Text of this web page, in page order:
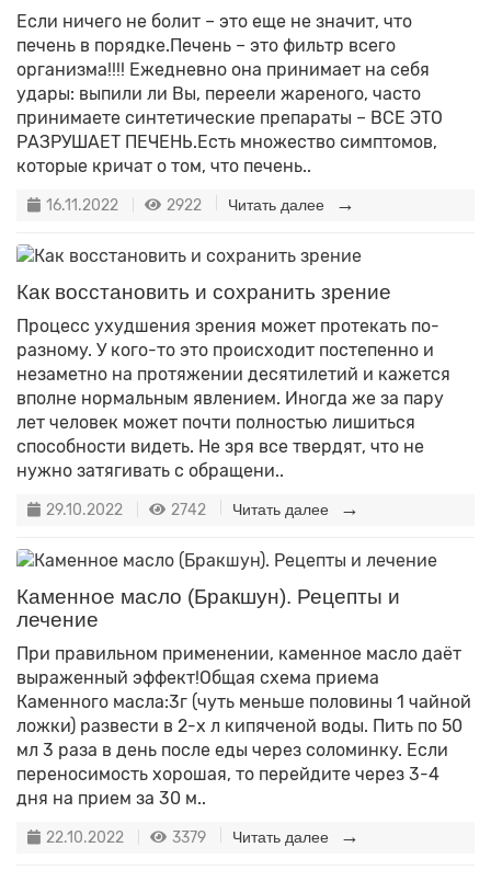
Если ничего не болит – это еще не значит, что
печень в порядке.Печень – это фильтр всего
организма!!!! Ежедневно она принимает на себя
удары: выпили ли Вы, переели жареного, часто
принимаете синтетические препараты – ВСЕ ЭТО
РАЗРУШАЕТ ПЕЧЕНЬ.Есть множество симптомов,
которые кричат о том, что печень..
16.11.2022 2922 Читать далее
Как восстановить и сохранить зрение
Процесс ухудшения зрения может протекать по-
разному. У кого-то это происходит постепенно и
незаметно на протяжении десятилетий и кажется
вполне нормальным явлением. Иногда же за пару
лет человек может почти полностью лишиться
способности видеть. Не зря все твердят, что не
нужно затягивать с обращени..
29.10.2022 2742 Читать далее
Каменное масло (Бракшун). Рецепты и
лечение
При правильном применении, каменное масло даёт
выраженный эффект!Общая схема приема
Каменного масла:3г (чуть меньше половины 1 чайной
ложки) развести в 2-х л кипяченой воды. Пить по 50
мл 3 раза в день после еды через соломинку. Если
переносимость хорошая, то перейдите через 3-4
дня на прием за 30 м..
22.10.2022 3379 Читать далее